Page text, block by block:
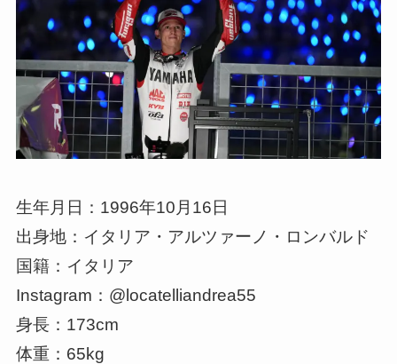
生年月日：1996年10月16日
出身地：イタリア・アルツァーノ・ロンバルド
国籍：イタリア
Instagram：@locatelliandrea55
身長：173cm
体重：65kg